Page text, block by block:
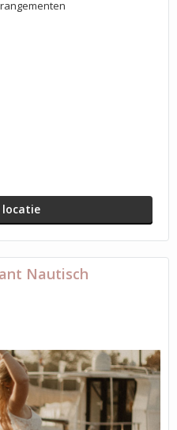
locatie
Nautisch